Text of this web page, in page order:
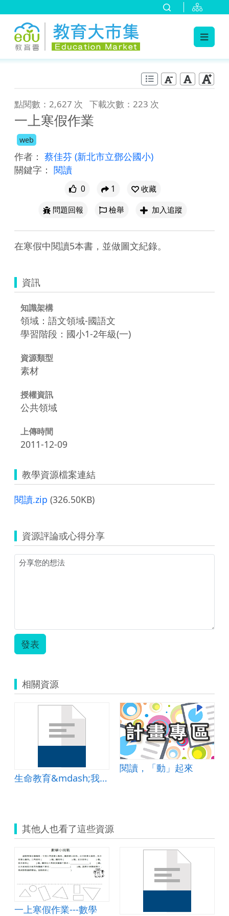
點閱數：2,627 次 下載次數：223 次
一上寒假作業
web
作者： 蔡佳芬 (新北市立鄧公國小)
關鍵字： 閱讀
0 1
收藏
問題回報
檢舉 加入追蹤
在寒假中閱讀5本書，並做圖文紀錄。
資訊
知識架構
領域：語文領域-國語文
學習階段：國小1-2年級(一)
資源類型
素材
授權資訊
公共領域
上傳時間
2011-12-09
教學資源檔案連結
閱讀.zip (326.50KB)
資源評論或心得分享
發表
相關資源
生命教育&mdash;我變成一隻噴火龍
閱讀，「動」起來
其他人也看了這些資源
一上寒假作業---數學